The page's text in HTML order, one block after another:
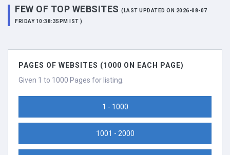
FEW OF TOP WEBSITES (LAST UPDATED ON 2026-08-07
FRIDAY 10:38:35PM IST )
PAGES OF WEBSITES (1000 ON EACH PAGE)
Given 1 to 1000 Pages for listing.
1 - 1000
1001 - 2000